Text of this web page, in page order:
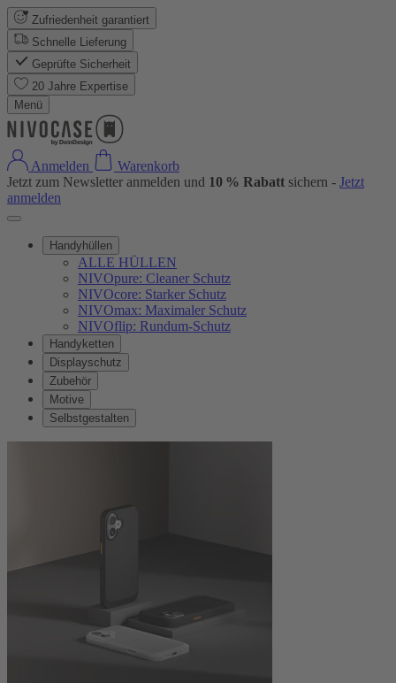
Zufriedenheit garantiert
Schnelle Lieferung
Geprüfte Sicherheit
20 Jahre Expertise
Menü
Anmelden
Warenkorb
Jetzt zum Newsletter anmelden und 10 % Rabatt sichern - Jetzt
anmelden
Handyhüllen
ALLE HÜLLEN
NIVOpure: Cleaner Schutz
NIVOcore: Starker Schutz
NIVOmax: Maximaler Schutz
NIVOflip: Rundum-Schutz
Handyketten
Displayschutz
Zubehör
Motive
Selbstgestalten